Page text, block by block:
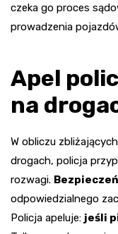
czeka go proces
prowadzenia
Apel
na
W obliczu
drogach, policja
rozwagi.
odpowiedzialnego
Policja apeluje: jeśli